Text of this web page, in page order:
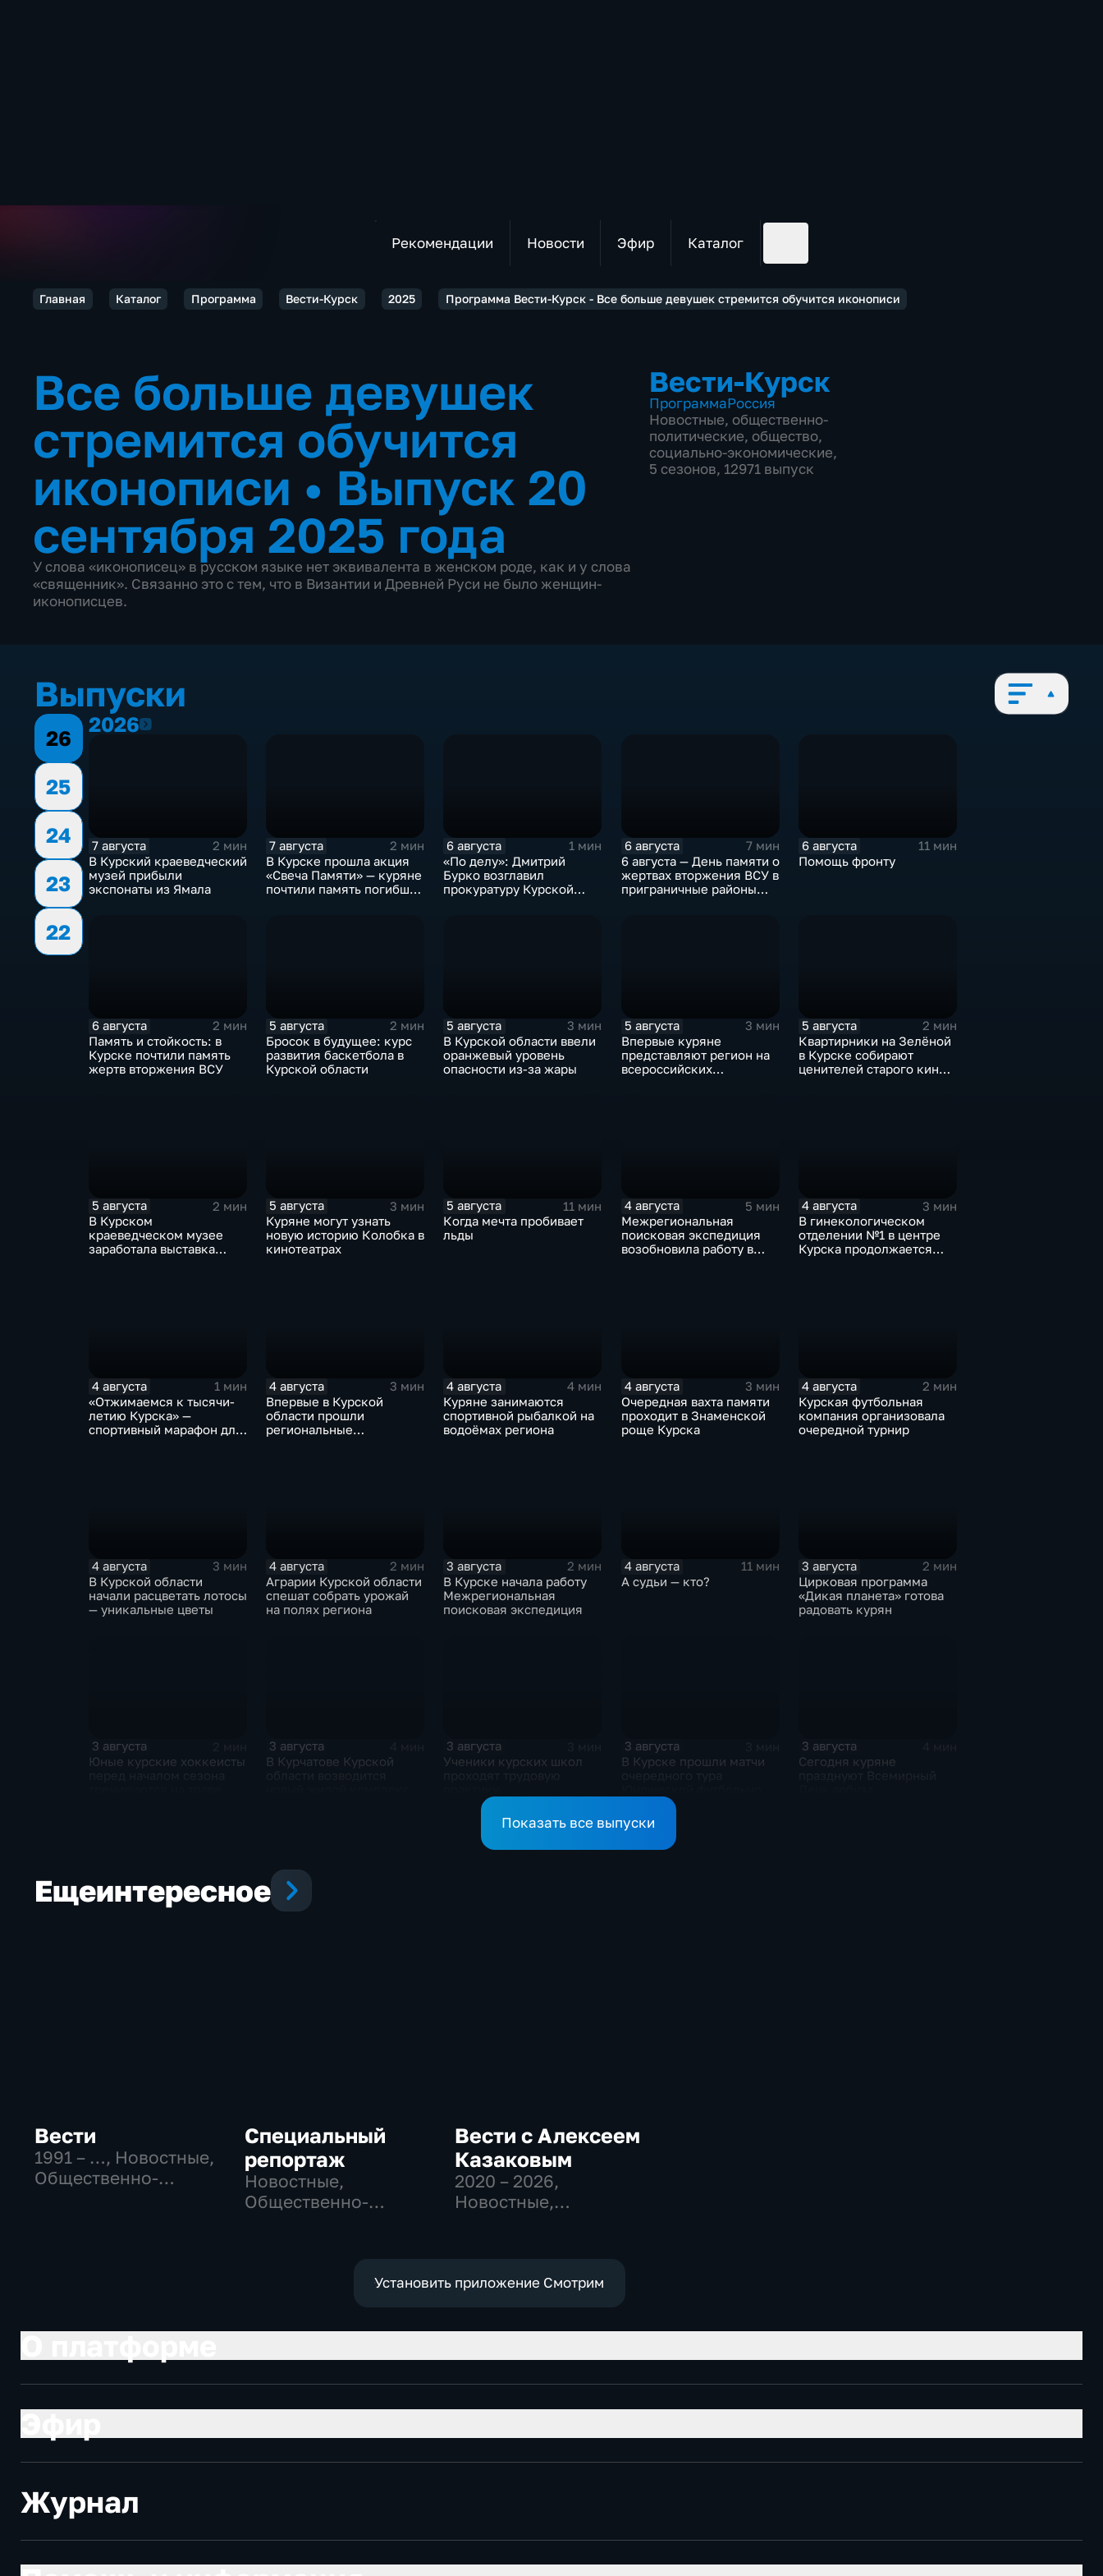
Рекомендации Новости Эфир Каталог
Главная Каталог Программа Вести-Курск 2025 Программа Вести-Курск - Все больше девушек стремится обучится иконописи
Все больше девушек
стремится обучится
иконописи • Выпуск 20
сентября 2025 года
У слова «иконописец» в русском языке нет эквивалента в женском роде, как и у слова
«священник». Связанно это с тем, что в Византии и Древней Руси не было женщин-
иконописцев.
Вести-Курск
ПрограммаРоссия
Новостные, общественно-
политические, общество,
социально-экономические,
5 сезонов, 12971 выпуск
Выпуски
26
25
24
23
22
20262026
7 августа
2 мин
В Курский краеведческий
музей прибыли
экспонаты из Ямала
7 августа
2 мин
В Курске прошла акция
«Свеча Памяти» — куряне
почтили память погибших
6 августа
1 мин
«По делу»: Дмитрий
Бурко возглавил
прокуратуру Курской
6 августа
7 мин
6 августа — День памяти о
жертвах вторжения ВСУ в
приграничные районы
6 августа
11 мин
Помощь фронту
6 августа
2 мин
Память и стойкость: в
Курске почтили память
жертв вторжения ВСУ
5 августа
2 мин
Бросок в будущее: курс
развития баскетбола в
Курской области
5 августа
3 мин
В Курской области ввели
оранжевый уровень
опасности из-за жары
5 августа
3 мин
Впервые куряне
представляют регион на
всероссийских
5 августа
2 мин
Квартирники на Зелёной
в Курске собирают
ценителей старого кино
5 августа
2 мин
В Курском
краеведческом музее
заработала выставка
5 августа
3 мин
Куряне могут узнать
новую историю Колобка в
кинотеатрах
5 августа
11 мин
Когда мечта пробивает
льды
4 августа
5 мин
Межрегиональная
поисковая экспедиция
возобновила работу в
4 августа
3 мин
В гинекологическом
отделении №1 в центре
Курска продолжается
4 августа
1 мин
«Отжимаемся к тысячи-
летию Курска» —
спортивный марафон для
4 августа
3 мин
Впервые в Курской
области прошли
региональные
4 августа
4 мин
Куряне занимаются
спортивной рыбалкой на
водоёмах региона
4 августа
3 мин
Очередная вахта памяти
проходит в Знаменской
роще Курска
4 августа
2 мин
Курская футбольная
компания организовала
очередной турнир
4 августа
3 мин
В Курской области
начали расцветать лотосы
— уникальные цветы
4 августа
2 мин
Аграрии Курской области
спешат собрать урожай
на полях региона
3 августа
2 мин
В Курске начала работу
Межрегиональная
поисковая экспедиция
4 августа
11 мин
А судьи — кто?
3 августа
2 мин
Цирковая программа
«Дикая планета» готова
радовать курян
3 августа
Юные курские хоккеисты
3 августа
В Курчатове Курской
3 августа
Ученики курских школ
3 августа
В Курске прошли матчи
3 августа
Сегодня куряне
Показать все выпуски
Ещеинтересное
Вести
1991 – …, Новостные,
Общественно-
Специальный
репортаж
Новостные,
Общественно-
Вести с Алексеем
Казаковым
2020 – 2026,
Новостные,
Установить приложение Смотрим
Журнал